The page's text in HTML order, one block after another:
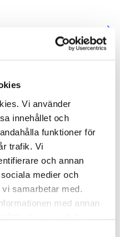
Vi använder
innehållet och
funktioner för
trafik. Vi
och annan
medier och
samarbetar med.
med annan
arrow_forward_ios
min
650 kr